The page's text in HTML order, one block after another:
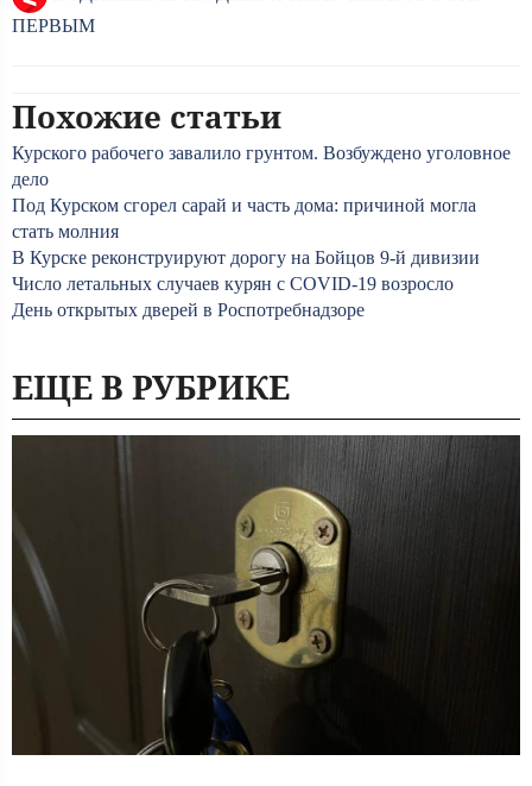
ПЕРВЫМ
Похожие статьи
Курского рабочего завалило грунтом. Возбуждено уголовное
дело
Под Курском сгорел сарай и часть дома: причиной могла
стать молния
В Курске реконструируют дорогу на Бойцов 9-й дивизии
Число летальных случаев курян с COVID-19 возросло
День открытых дверей в Роспотребнадзоре
ЕЩЕ В РУБРИКЕ